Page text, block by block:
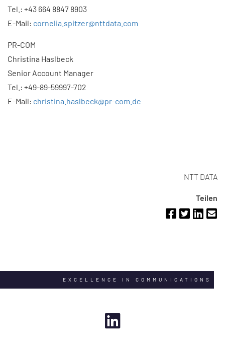
Tel.: +43 664 8847 8903
E-Mail: cornelia.spitzer@nttdata.com
PR-COM
Christina Haslbeck
Senior Account Manager
Tel.: +49-89-59997-702
E-Mail: christina.haslbeck@pr-com.de
NTT DATA
Teilen
EXCELLENCE IN COMMUNICATIONS